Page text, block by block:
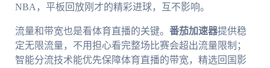
NBA，平板回放刚才的精彩进球，互不影响。
流量和带宽也是看体育直播的关键。 番茄加速器提供稳
定无限流量，不用担心看完整场比赛会超出流量限制；
智能分流技术能优先保障体育直播的带宽，精选回国影